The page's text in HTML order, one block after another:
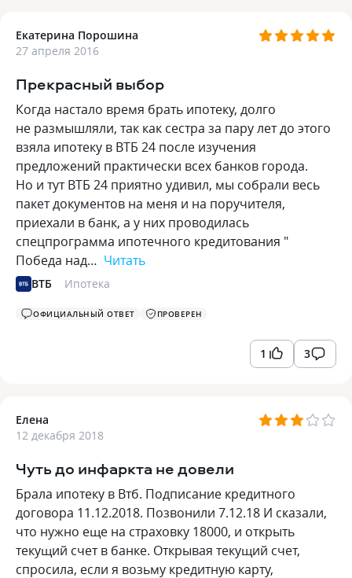
Екатерина Порошина
27 апреля 2016
Прекрасный выбор
Когда настало время брать ипотеку, долго
не размышляли, так как сестра за пару лет до этого
взяла ипотеку в ВТБ 24 после изучения
предложений практически всех банков города.
Но и тут ВТБ 24 приятно удивил, мы собрали весь
пакет документов на меня и на поручителя,
приехали в банк, а у них проводилась
спецпрограмма ипотечного кредитования "
Победа над… Читать
ВТБ Ипотека
ОФИЦИАЛЬНЫЙ ОТВЕТ ПРОВЕРЕН
1 3
Елена
12 декабря 2018
Чуть до инфаркта не довели
Брала ипотеку в Втб. Подписание кредитного
договора 11.12.2018. Позвонили 7.12.18 И сказали,
что нужно еще на страховку 18000, и открыть
текущий счет в банке. Открывая текущий счет,
спросила, если я возьму кредитную карту,